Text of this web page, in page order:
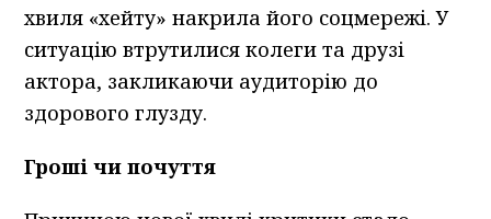
хвиля «хейту» накрила його соцмережі. У
ситуацію втрутилися колеги та друзі
актора, закликаючи аудиторію до
здорового глузду.
Гроші чи почуття